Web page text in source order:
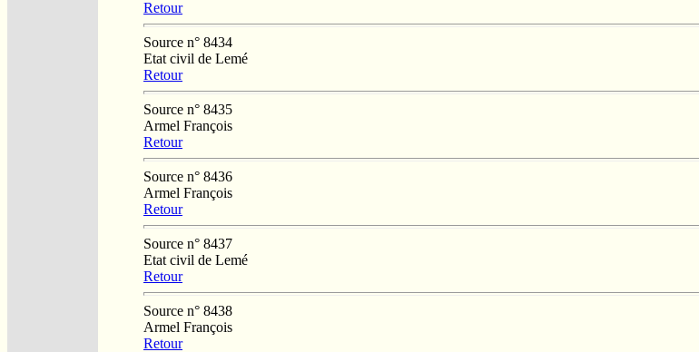
Retour
Source n° 8434
Etat civil de Lemé
Retour
Source n° 8435
Armel François
Retour
Source n° 8436
Armel François
Retour
Source n° 8437
Etat civil de Lemé
Retour
Source n° 8438
Armel François
Retour